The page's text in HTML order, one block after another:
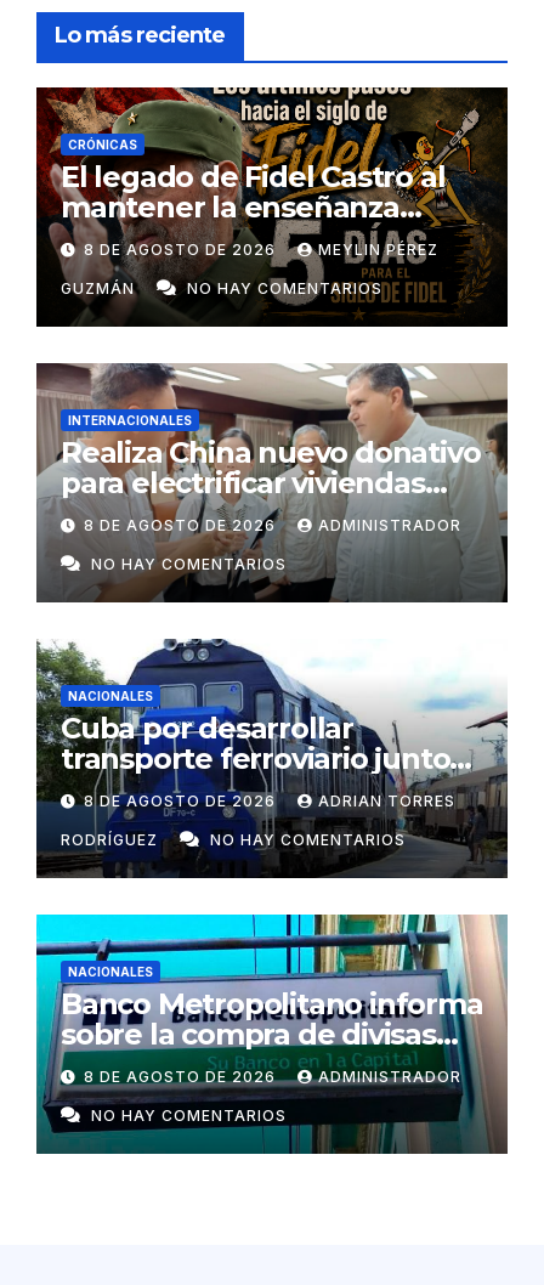
Lo más reciente
CRÓNICAS
El legado de Fidel Castro al
mantener la enseñanza
como un derecho universal
8 DE AGOSTO DE 2026 MEYLIN PÉREZ
GUZMÁN NO HAY COMENTARIOS
INTERNACIONALES
Realiza China nuevo donativo
para electrificar viviendas
rurales aisladas y garantizar
respaldo energético a
centros vitales
8 DE AGOSTO DE 2026 ADMINISTRADOR
NO HAY COMENTARIOS
NACIONALES
Cuba por desarrollar
transporte ferroviario junto
con Rusia
8 DE AGOSTO DE 2026 ADRIAN TORRES
RODRÍGUEZ NO HAY COMENTARIOS
NACIONALES
Banco Metropolitano informa
sobre la compra de divisas
para cooperativas y mipymes
privadas en Cuba
8 DE AGOSTO DE 2026 ADMINISTRADOR
NO HAY COMENTARIOS